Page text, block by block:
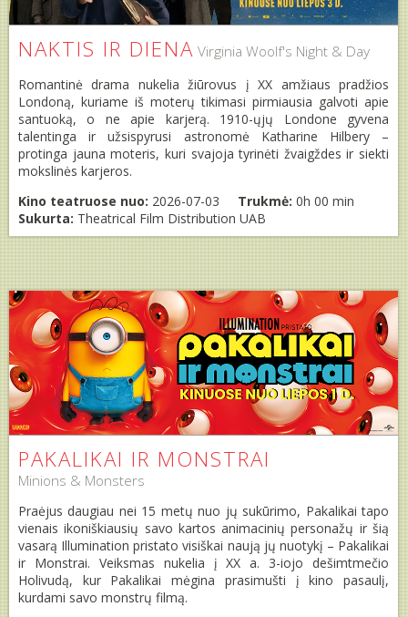
NAKTIS IR DIENA Virginia Woolf's Night & Day
Romantinė drama nukelia žiūrovus į XX amžiaus pradžios
Londoną, kuriame iš moterų tikimasi pirmiausia galvoti apie
santuoką, o ne apie karjerą. 1910-ųjų Londone gyvena
talentinga ir užsispyrusi astronomė Katharine Hilbery –
protinga jauna moteris, kuri svajoja tyrinėti žvaigždes ir siekti
mokslinės karjeros.
Kino teatruose nuo: 2026-07-03 Trukmė: 0h 00 min
Sukurta: Theatrical Film Distribution UAB
PAKALIKAI IR MONSTRAI
Minions & Monsters
Praėjus daugiau nei 15 metų nuo jų sukūrimo, Pakalikai tapo
vienais ikoniškiausių savo kartos animacinių personažų ir šią
vasarą Illumination pristato visiškai naują jų nuotykį – Pakalikai
ir Monstrai. Veiksmas nukelia į XX a. 3-iojo dešimtmečio
Holivudą, kur Pakalikai mėgina prasimušti į kino pasaulį,
kurdami savo monstrų filmą.